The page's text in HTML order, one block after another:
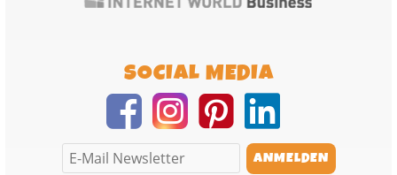
SOCIAL MEDIA